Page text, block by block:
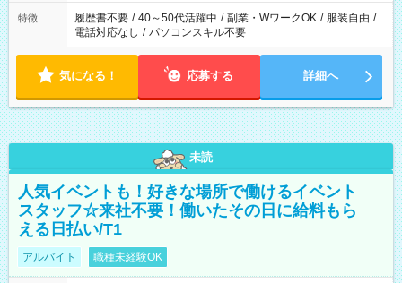
特徴 履歴書不要 / 40～50代活躍中 / 副業・WワークOK / 服装自由 /
電話対応なし / パソコンスキル不要
気になる！ 応募する 詳細へ
未読
人気イベントも！好きな場所で働けるイベント
スタッフ☆来社不要！働いたその日に給料もら
える日払い/T1
アルバイト 職種未経験OK